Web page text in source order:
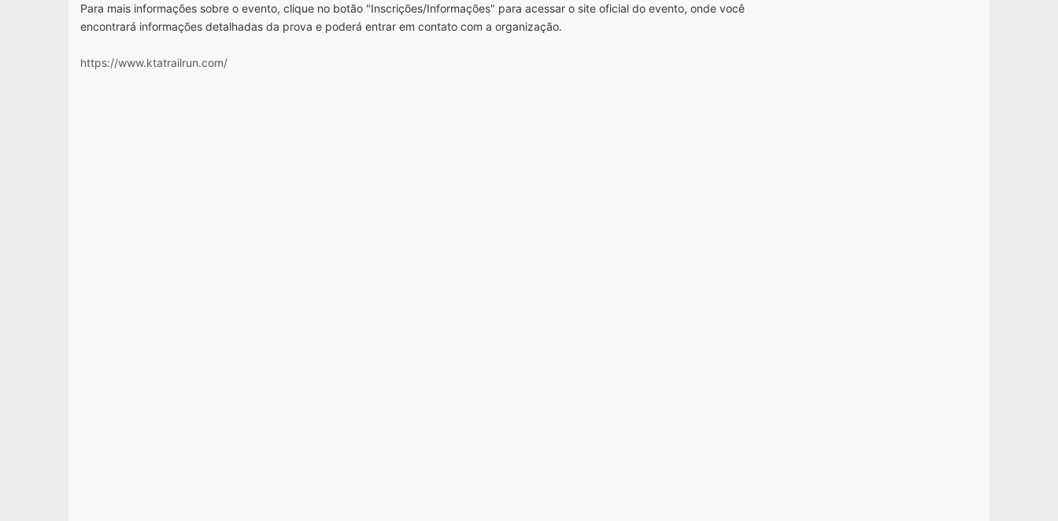
Para mais informações sobre o evento, clique no botão "Inscrições/Informações" para acessar o site oficial do evento, onde você
encontrará informações detalhadas da prova e poderá entrar em contato com a organização.
https://www.ktatrailrun.com/